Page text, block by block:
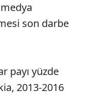
son darbe
payı yüzde
2013-2016